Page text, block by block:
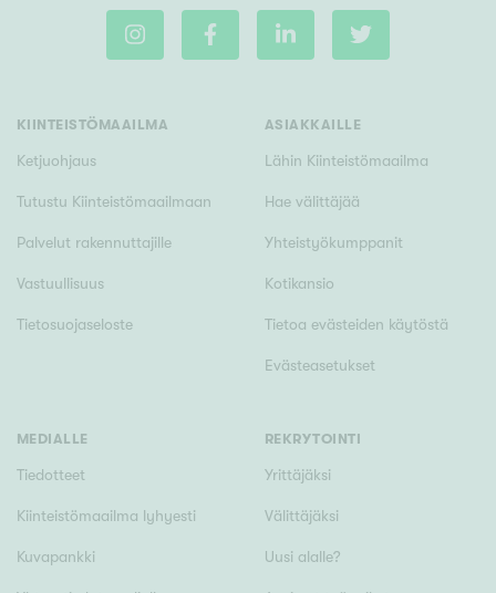
KIINTEISTÖMAAILMA
Ketjuohjaus
Tutustu Kiinteistömaailmaan
Palvelut rakennuttajille
Vastuullisuus
Tietosuojaseloste
ASIAKKAILLE
Lähin Kiinteistömaailma
Hae välittäjää
Yhteistyökumppanit
Kotikansio
Tietoa evästeiden käytöstä
Evästeasetukset
MEDIALLE
Tiedotteet
Kiinteistömaailma lyhyesti
Kuvapankki
REKRYTOINTI
Yrittäjäksi
Välittäjäksi
Uusi alalle?